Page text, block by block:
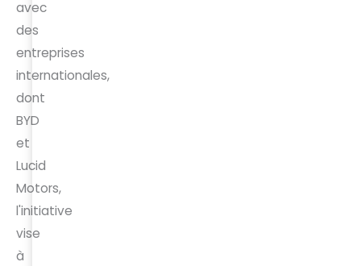
avec
des
entreprises
internationales,
dont
BYD
et
Lucid
Motors,
l'initiative
vise
à